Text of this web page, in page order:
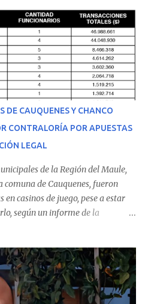
de su estado de salud, el
de urgencia al Hospital
la ambulancia partió hacia
En medio del traslado, el
se agravó y pese a los esfuerzos
falleciendo, sin alcanzar a
el centro de destino. Apenas se
sus padres —residentes en
con la esperanza de una
alrededo...
DE CAUQUENES Y CHANCO
CONTRALORÍA POR APUESTAS
LEGAL
de la Región del Maule,
comuna de Cauquenes, fueron
casinos de juego, pese a estar
según un informe de la
—quienes administran o
transacciones por un
enero de 2024 y junio de 2025.
en la comuna de Cauquenes se